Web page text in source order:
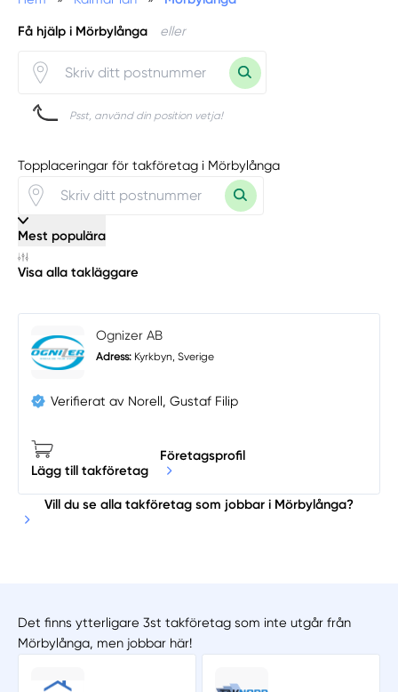
Få hjälp i Mörbylånga eller
Psst, använd din position vetja!
Topplaceringar för takföretag i Mörbylånga
Mest populära
Visa alla takläggare
Ognizer AB
Adress: Kyrkbyn, Sverige
Verifierat av Norell, Gustaf Filip
Lägg till takföretag
Företagsprofil
Vill du se alla takföretag som jobbar i Mörbylånga?
Det finns ytterligare 3st takföretag som inte utgår från
Mörbylånga, men jobbar här!